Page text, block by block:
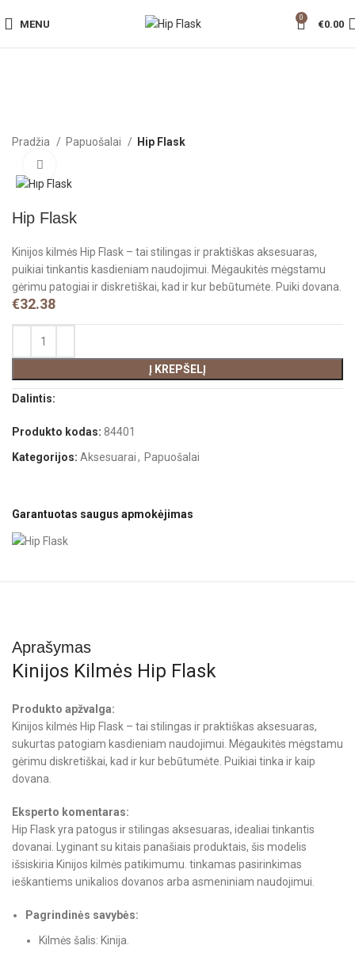
MENU
0
€0.00
Pradžia Papuošalai Hip Flask
Hip Flask
Kinijos kilmės Hip Flask – tai stilingas ir praktiškas aksesuaras,
puikiai tinkantis kasdieniam naudojimui. Mėgaukitės mėgstamu
gėrimu patogiai ir diskretiškai, kad ir kur bebūtumėte. Puiki dovana.
€32.38
Į KREPŠELĮ
Dalintis:
Produkto kodas:84401
Kategorijos: Aksesuarai, Papuošalai
Garantuotas saugus apmokėjimas
Aprašymas
Kinijos Kilmės Hip Flask
Produkto apžvalga:
Kinijos kilmės Hip Flask – tai stilingas ir praktiškas aksesuaras,
sukurtas patogiam kasdieniam naudojimui. Mėgaukitės mėgstamu
gėrimu diskretiškai, kad ir kur bebūtumėte. Puikiai tinka ir kaip
dovana.
Eksperto komentaras:
Hip Flask yra patogus ir stilingas aksesuaras, idealiai tinkantis
dovanai. Lyginant su kitais panašiais produktais, šis modelis
išsiskiria Kinijos kilmės patikimumu. tinkamas pasirinkimas
ieškantiems unikalios dovanos arba asmeniniam naudojimui.
Pagrindinės savybės:
Kilmės šalis: Kinija.